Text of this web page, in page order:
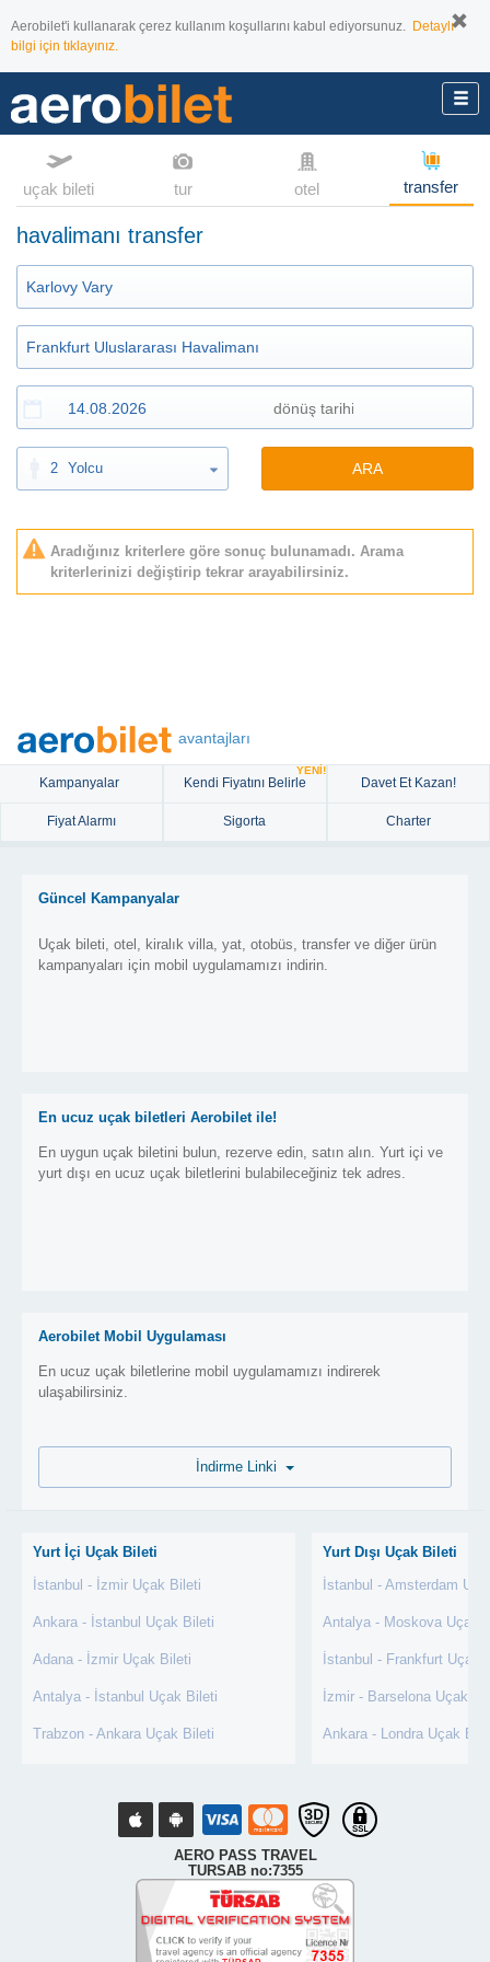
Aerobilet'i kullanarak çerez kullanım koşullarını kabul ediyorsunuz. Detaylı
bilgi için tıklayınız.
uçak bileti tur otel transfer
havalimanı transfer
2 Yolcu ARA
Aradığınız kriterlere göre sonuç bulunamadı. Arama
kriterlerinizi değiştirip tekrar arayabilirsiniz.
avantajları
Kampanyalar Kendi Fiyatını Belirle
YENİ!
Davet Et Kazan!
Fiyat Alarmı Sigorta Charter
Güncel Kampanyalar
Uçak bileti, otel, kiralık villa, yat, otobüs, transfer ve diğer ürün
kampanyaları için mobil uygulamamızı indirin.
En ucuz uçak biletleri Aerobilet ile!
En uygun uçak biletini bulun, rezerve edin, satın alın. Yurt içi ve
yurt dışı en ucuz uçak biletlerini bulabileceğiniz tek adres.
Aerobilet Mobil Uygulaması
En ucuz uçak biletlerine mobil uygulamamızı indirerek
ulaşabilirsiniz.
Yurt İçi Uçak Bileti
İstanbul - İzmir Uçak Bileti
Ankara - İstanbul Uçak Bileti
Adana - İzmir Uçak Bileti
Antalya - İstanbul Uçak Bileti
Trabzon - Ankara Uçak Bileti
Yurt Dışı Uçak Bileti
İstanbul - Amsterdam
Antalya - Moskova Uçak
İstanbul - Frankfurt Uçak
İzmir - Barselona Uçak
Ankara - Londra Uçak
AERO PASS TRAVEL
TURSAB no:7355